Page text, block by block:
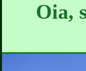
Oia,